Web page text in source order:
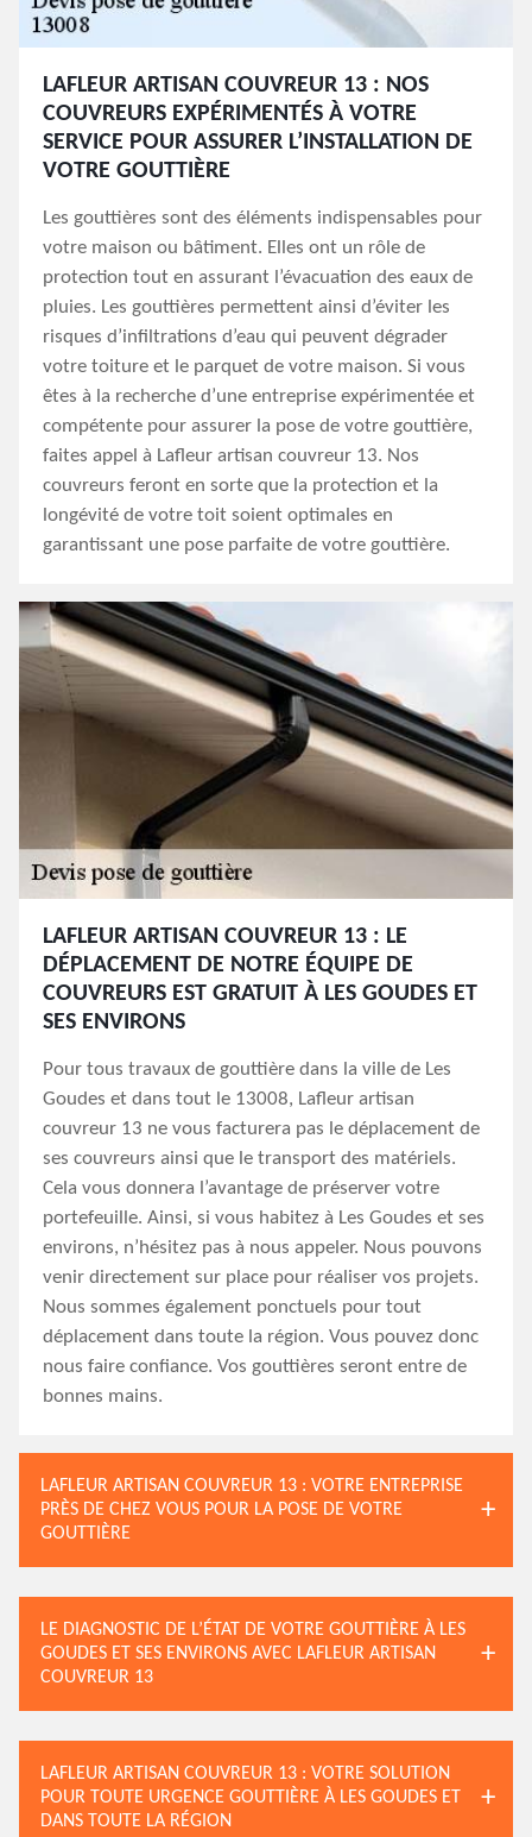
LAFLEUR ARTISAN COUVREUR 13 : NOS
COUVREURS EXPÉRIMENTÉS À VOTRE
SERVICE POUR ASSURER L’INSTALLATION DE
VOTRE GOUTTIÈRE
Les gouttières sont des éléments indispensables pour
votre maison ou bâtiment. Elles ont un rôle de
protection tout en assurant l’évacuation des eaux de
pluies. Les gouttières permettent ainsi d’éviter les
risques d’infiltrations d’eau qui peuvent dégrader
votre toiture et le parquet de votre maison. Si vous
êtes à la recherche d’une entreprise expérimentée et
compétente pour assurer la pose de votre gouttière,
faites appel à Lafleur artisan couvreur 13. Nos
couvreurs feront en sorte que la protection et la
longévité de votre toit soient optimales en
garantissant une pose parfaite de votre gouttière.
LAFLEUR ARTISAN COUVREUR 13 : LE
DÉPLACEMENT DE NOTRE ÉQUIPE DE
COUVREURS EST GRATUIT À LES GOUDES ET
SES ENVIRONS
Pour tous travaux de gouttière dans la ville de Les
Goudes et dans tout le 13008, Lafleur artisan
couvreur 13 ne vous facturera pas le déplacement de
ses couvreurs ainsi que le transport des matériels.
Cela vous donnera l’avantage de préserver votre
portefeuille. Ainsi, si vous habitez à Les Goudes et ses
environs, n’hésitez pas à nous appeler. Nous pouvons
venir directement sur place pour réaliser vos projets.
Nous sommes également ponctuels pour tout
déplacement dans toute la région. Vous pouvez donc
nous faire confiance. Vos gouttières seront entre de
bonnes mains.
LAFLEUR ARTISAN COUVREUR 13 : VOTRE ENTREPRISE
PRÈS DE CHEZ VOUS POUR LA POSE DE VOTRE
GOUTTIÈRE
LE DIAGNOSTIC DE L’ÉTAT DE VOTRE GOUTTIÈRE À LES
GOUDES ET SES ENVIRONS AVEC LAFLEUR ARTISAN
COUVREUR 13
LAFLEUR ARTISAN COUVREUR 13 : VOTRE SOLUTION
POUR TOUTE URGENCE GOUTTIÈRE À LES GOUDES ET
DANS TOUTE LA RÉGION